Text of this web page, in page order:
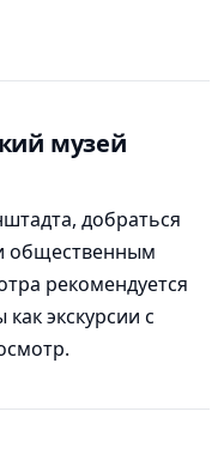
музей
добраться
общественным
рекомендуется
экскурсии с